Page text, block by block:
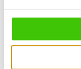
Mijn account